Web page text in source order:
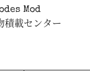
Mod
積載センター